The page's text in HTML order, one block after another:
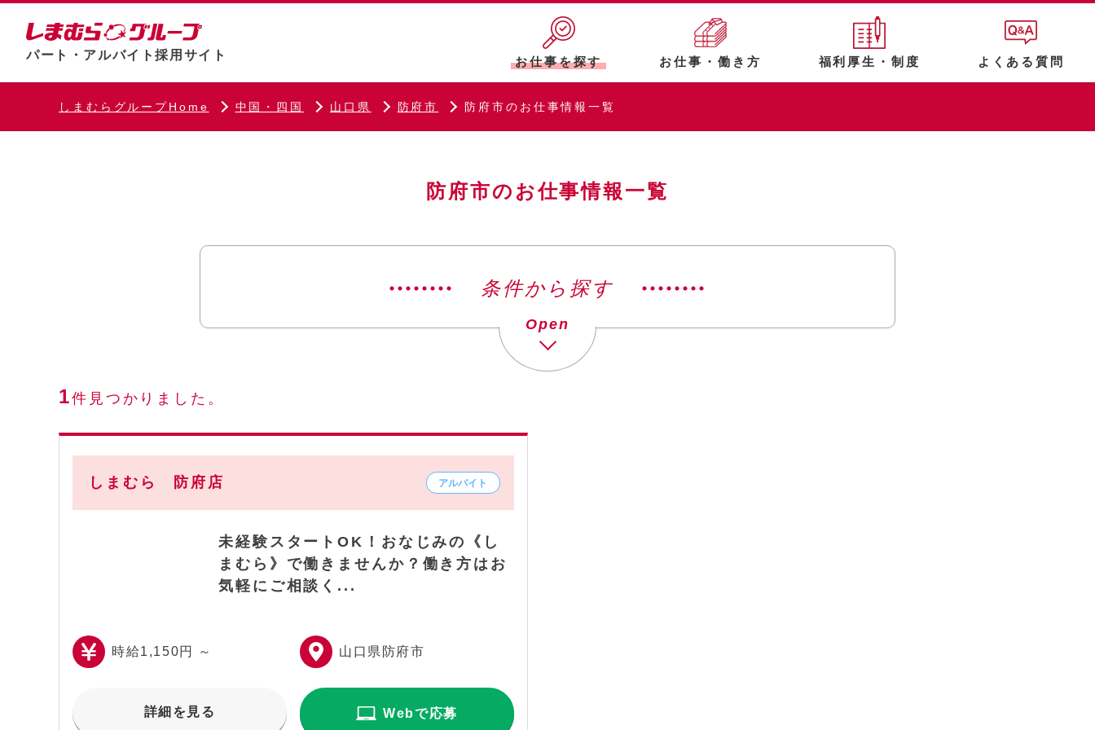
パート・アルバイト採用サイト お仕事を探す お仕事・働き方 福利厚生・制度 よくある質問
しまむらグループHome 中国・四国 山口県 防府市 防府市のお仕事情報一覧
防府市のお仕事情報一覧
条件から探す
1件見つかりました。
しまむら 防府店
未経験スタートOK！おなじみの《し
まむら》で働きませんか？働き方はお
気軽にご相談く...
時給1,150円 ～ 山口県防府市
詳細を見る Webで応募